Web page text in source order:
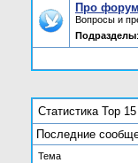
Про
Вопросы и
Подразделы:
Статистика Top 15
Последние
Тема